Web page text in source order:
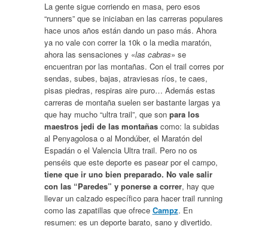
La gente sigue corriendo en masa, pero esos
“runners” que se iniciaban en las carreras populares
hace unos años están dando un paso más. Ahora
ya no vale con correr la 10k o la media maratón,
ahora las sensaciones y «las cabras» se
encuentran por las montañas. Con el trail corres por
sendas, subes, bajas, atraviesas ríos, te caes,
pisas piedras, respiras aire puro… Además estas
carreras de montaña suelen ser bastante largas ya
que hay mucho “ultra trail”, que son para los
maestros jedi de las montañascomo: la subidas
al Penyagolosa o al Mondúber, el Maratón del
Espadán o el Valencia Ultra trail. Pero no os
penséis que este deporte es pasear por el campo,
tiene que ir uno bien preparado. No vale salir
con las “Paredes” y ponerse a correr, hay que
llevar un calzado específico para hacer trail running
como las zapatillas que ofrece Campz. En
resumen: es un deporte barato, sano y divertido.